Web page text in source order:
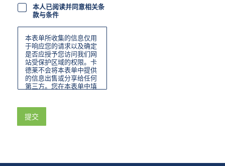
本人已阅读并同意相关条
款与条件
本表单所收集的信息仅用
于响应您的请求以及确定
是否应授予您访问我们网
站受保护区域的权限。卡
德莱不会将本表单中提供
的信息出售或分享给任何
第三方。您在本表单中填
表。您可随时通过我们发
送的电子邮件中的退订功
提交